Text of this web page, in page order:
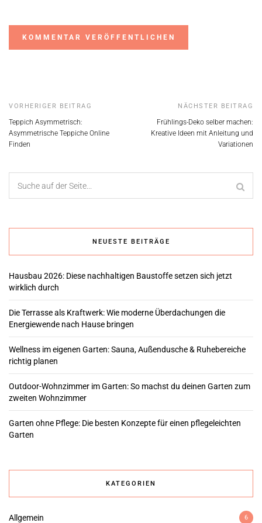
VORHERIGER BEITRAG
Teppich Asymmetrisch:
Asymmetrische Teppiche Online
Finden
NÄCHSTER BEITRAG
Frühlings-Deko selber machen:
Kreative Ideen mit Anleitung und
Variationen
NEUESTE BEITRÄGE
Hausbau 2026: Diese nachhaltigen Baustoffe setzen sich jetzt
wirklich durch
Die Terrasse als Kraftwerk: Wie moderne Überdachungen die
Energiewende nach Hause bringen
Wellness im eigenen Garten: Sauna, Außendusche & Ruhebereiche
richtig planen
Outdoor-Wohnzimmer im Garten: So machst du deinen Garten zum
zweiten Wohnzimmer
Garten ohne Pflege: Die besten Konzepte für einen pflegeleichten
Garten
KATEGORIEN
Allgemein 6